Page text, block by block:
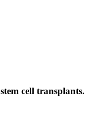
cell transplants.